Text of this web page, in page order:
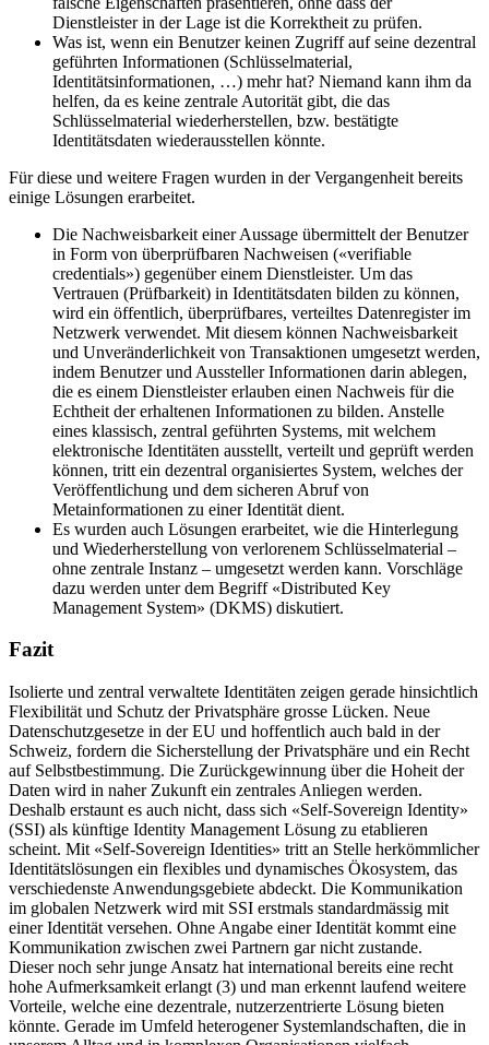
Dienstleister in der Lage ist die Korrektheit zu prüfen.
Was ist, wenn ein Benutzer keinen Zugriff auf seine dezentral
geführten Informationen (Schlüsselmaterial,
Identitätsinformationen, …) mehr hat? Niemand kann ihm da
helfen, da es keine zentrale Autorität gibt, die das
Schlüsselmaterial wiederherstellen, bzw. bestätigte
Identitätsdaten wiederausstellen könnte.
Für diese und weitere Fragen wurden in der Vergangenheit bereits
einige Lösungen erarbeitet.
Die Nachweisbarkeit einer Aussage übermittelt der Benutzer
in Form von überprüfbaren Nachweisen («verifiable
credentials») gegenüber einem Dienstleister. Um das
Vertrauen (Prüfbarkeit) in Identitätsdaten bilden zu können,
wird ein öffentlich, überprüfbares, verteiltes Datenregister im
Netzwerk verwendet. Mit diesem können Nachweisbarkeit
und Unveränderlichkeit von Transaktionen umgesetzt werden,
indem Benutzer und Aussteller Informationen darin ablegen,
die es einem Dienstleister erlauben einen Nachweis für die
Echtheit der erhaltenen Informationen zu bilden. Anstelle
eines klassisch, zentral geführten Systems, mit welchem
elektronische Identitäten ausstellt, verteilt und geprüft werden
können, tritt ein dezentral organisiertes System, welches der
Veröffentlichung und dem sicheren Abruf von
Metainformationen zu einer Identität dient.
Es wurden auch Lösungen erarbeitet, wie die Hinterlegung
und Wiederherstellung von verlorenem Schlüsselmaterial –
ohne zentrale Instanz – umgesetzt werden kann. Vorschläge
dazu werden unter dem Begriff «Distributed Key
Management System» (DKMS) diskutiert.
Fazit
Isolierte und zentral verwaltete Identitäten zeigen gerade hinsichtlich
Flexibilität und Schutz der Privatsphäre grosse Lücken. Neue
Datenschutzgesetze in der EU und hoffentlich auch bald in der
Schweiz, fordern die Sicherstellung der Privatsphäre und ein Recht
auf Selbstbestimmung. Die Zurückgewinnung über die Hoheit der
Daten wird in naher Zukunft ein zentrales Anliegen werden.
Deshalb erstaunt es auch nicht, dass sich «Self-Sovereign Identity»
(SSI) als künftige Identity Management Lösung zu etablieren
scheint. Mit «Self-Sovereign Identities» tritt an Stelle herkömmlicher
Identitätslösungen ein flexibles und dynamisches Ökosystem, das
verschiedenste Anwendungsgebiete abdeckt. Die Kommunikation
im globalen Netzwerk wird mit SSI erstmals standardmässig mit
einer Identität versehen. Ohne Angabe einer Identität kommt eine
Kommunikation zwischen zwei Partnern gar nicht zustande.
Dieser noch sehr junge Ansatz hat international bereits eine recht
hohe Aufmerksamkeit erlangt (3) und man erkennt laufend weitere
Vorteile, welche eine dezentrale, nutzerzentrierte Lösung bieten
könnte. Gerade im Umfeld heterogener Systemlandschaften, die in